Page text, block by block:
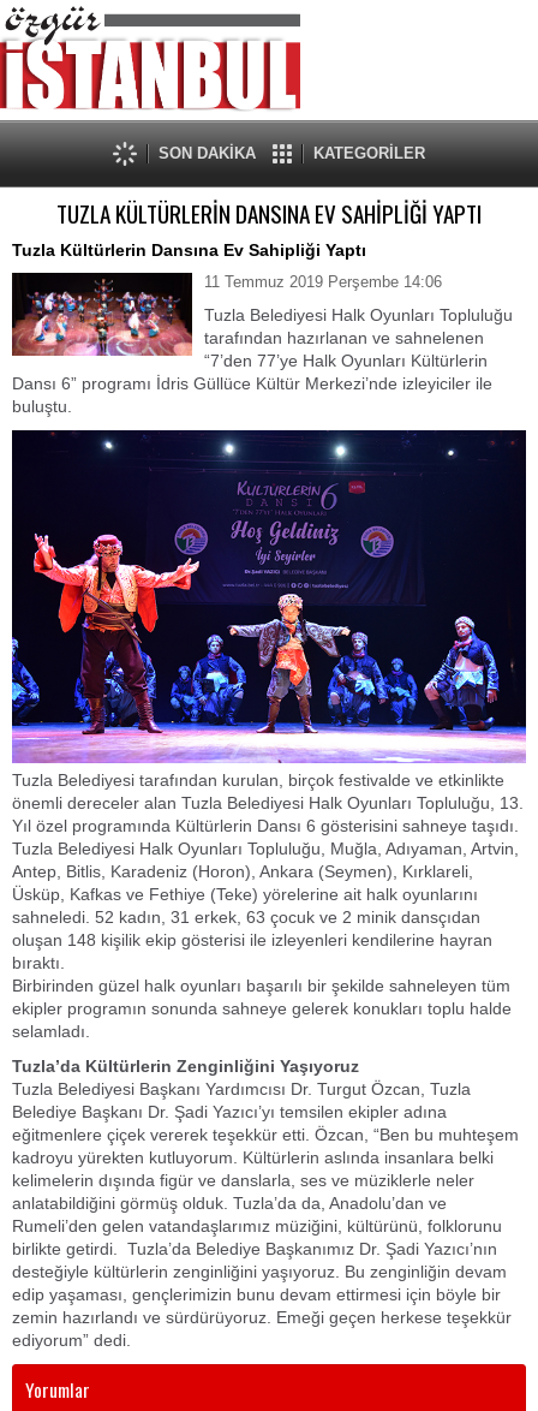
SON DAKİKA KATEGORİLER
TUZLA KÜLTÜRLERİN DANSINA EV SAHİPLİĞİ YAPTI
Tuzla Kültürlerin Dansına Ev Sahipliği Yaptı
11 Temmuz 2019 Perşembe 14:06
Tuzla Belediyesi Halk Oyunları Topluluğu
tarafından hazırlanan ve sahnelenen
“7’den 77’ye Halk Oyunları Kültürlerin
Dansı 6” programı İdris Güllüce Kültür Merkezi’nde izleyiciler ile
buluştu.
Tuzla Belediyesi tarafından kurulan, birçok festivalde ve etkinlikte
önemli dereceler alan Tuzla Belediyesi Halk Oyunları Topluluğu, 13.
Yıl özel programında Kültürlerin Dansı 6 gösterisini sahneye taşıdı.
Tuzla Belediyesi Halk Oyunları Topluluğu, Muğla, Adıyaman, Artvin,
Antep, Bitlis, Karadeniz (Horon), Ankara (Seymen), Kırklareli,
Üsküp, Kafkas ve Fethiye (Teke) yörelerine ait halk oyunlarını
sahneledi. 52 kadın, 31 erkek, 63 çocuk ve 2 minik dansçıdan
oluşan 148 kişilik ekip gösterisi ile izleyenleri kendilerine hayran
bıraktı.
Birbirinden güzel halk oyunları başarılı bir şekilde sahneleyen tüm
ekipler programın sonunda sahneye gelerek konukları toplu halde
selamladı.
Tuzla’da Kültürlerin Zenginliğini Yaşıyoruz
Tuzla Belediyesi Başkanı Yardımcısı Dr. Turgut Özcan, Tuzla
Belediye Başkanı Dr. Şadi Yazıcı’yı temsilen ekipler adına
eğitmenlere çiçek vererek teşekkür etti. Özcan, “Ben bu muhteşem
kadroyu yürekten kutluyorum. Kültürlerin aslında insanlara belki
kelimelerin dışında figür ve danslarla, ses ve müziklerle neler
anlatabildiğini görmüş olduk. Tuzla’da da, Anadolu’dan ve
Rumeli’den gelen vatandaşlarımız müziğini, kültürünü, folklorunu
birlikte getirdi. Tuzla’da Belediye Başkanımız Dr. Şadi Yazıcı’nın
desteğiyle kültürlerin zenginliğini yaşıyoruz. Bu zenginliğin devam
edip yaşaması, gençlerimizin bunu devam ettirmesi için böyle bir
zemin hazırlandı ve sürdürüyoruz. Emeği geçen herkese teşekkür
ediyorum” dedi.
Yorumlar